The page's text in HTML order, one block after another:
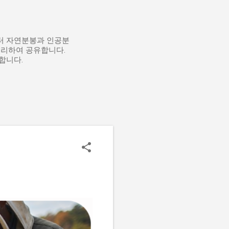
자연분봉과 인공분
하여 공유합니다.
니다.